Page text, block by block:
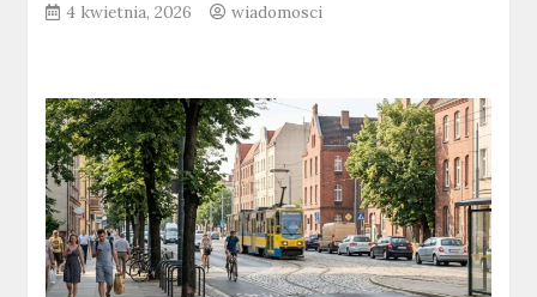
4 kwietnia, 2026 wiadomosci